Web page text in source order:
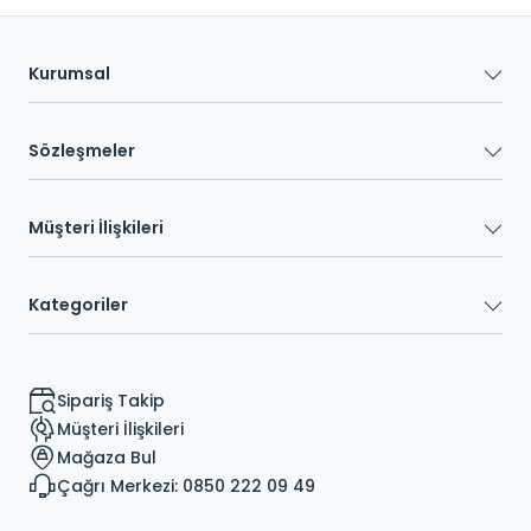
Kurumsal
Sözleşmeler
Müşteri İlişkileri
Kategoriler
Sipariş Takip
Müşteri İlişkileri
Mağaza Bul
Çağrı Merkezi: 0850 222 09 49